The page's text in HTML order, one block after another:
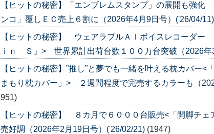
【ヒットの秘密】「エンブレムスタンプ」の展開も強
ンコ」覆しＥＣ売上６割に（2026年4月9日号）('26/04/11)
【ヒットの秘密】 ウェアラブルＡＩボイスレコーダ
ｉｎ Ｓ」> 世界累計出荷台数１００万台突破（2026年
【ヒットの秘密】”推し”と夢でも一緒を叶える枕カバー<
まもり枕カバー」> ２週間程度で完売するカラーも（
951)
【ヒットの秘密】 ８カ月で６０００台販売<「開脚チ
売好調（2026年2月19日号）('26/02/21) (1947)